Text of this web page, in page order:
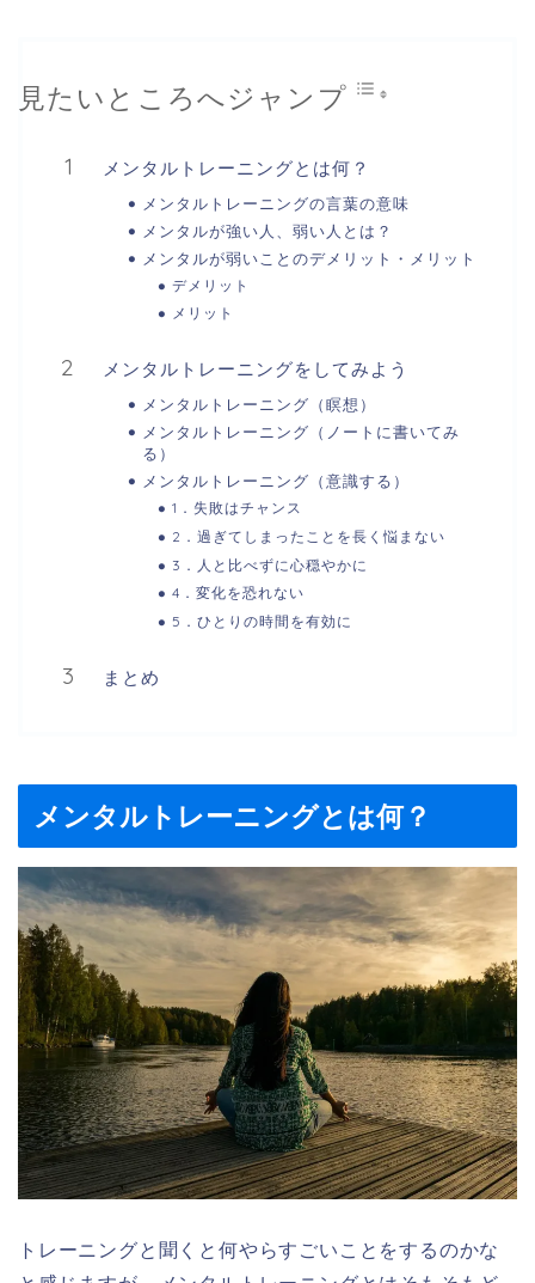
見たいところへジャンプ
メンタルトレーニングとは何？
メンタルトレーニングの言葉の意味
メンタルが強い人、弱い人とは？
メンタルが弱いことのデメリット・メリット
デメリット
メリット
メンタルトレーニングをしてみよう
メンタルトレーニング（瞑想）
メンタルトレーニング（ノートに書いてみ
る）
メンタルトレーニング（意識する）
1．失敗はチャンス
2．過ぎてしまったことを長く悩まない
3．人と比べずに心穏やかに
4．変化を恐れない
5．ひとりの時間を有効に
まとめ
メンタルトレーニングとは何？
トレーニングと聞くと何やらすごいことをするのかな